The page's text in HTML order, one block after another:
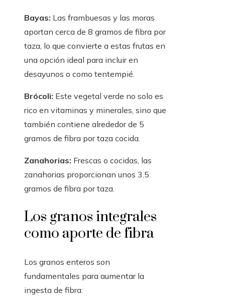
Bayas: Las frambuesas y las moras
aportan cerca de 8 gramos de fibra por
taza, lo que convierte a estas frutas en
una opción ideal para incluir en
desayunos o como tentempié.
Brócoli: Este vegetal verde no solo es
rico en vitaminas y minerales, sino que
también contiene alrededor de 5
gramos de fibra por taza cocida.
Zanahorias: Frescas o cocidas, las
zanahorias proporcionan unos 3.5
gramos de fibra por taza.
Los granos integrales
como aporte de fibra
Los granos enteros son
fundamentales para aumentar la
ingesta de fibra: